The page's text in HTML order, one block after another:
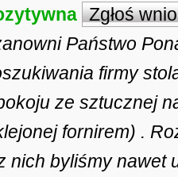
Zgłoś
Państwo
firmy
ze sztucznej
fornirem) .
nich byliśmy nawet